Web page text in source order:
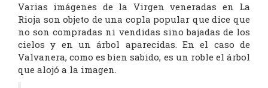
Varias imágenes de la Virgen veneradas en La
Rioja son objeto de una copla popular que dice que
no son compradas ni vendidas sino bajadas de los
cielos y en un árbol aparecidas. En el caso de
Valvanera, como es bien sabido, es un roble el árbol
que alojó a la imagen.